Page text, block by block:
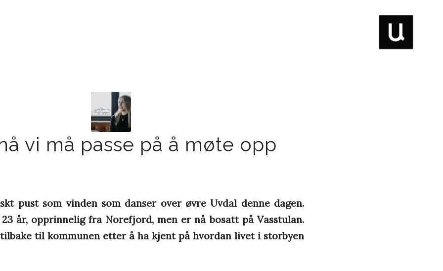
vi må passe på å møte opp
pust som vinden som danser over øvre Uvdal denne dagen.
år, opprinnelig fra Norefjord, men er nå bosatt på Vasstulan.
til kommunen etter å ha kjent på hvordan livet i storbyen